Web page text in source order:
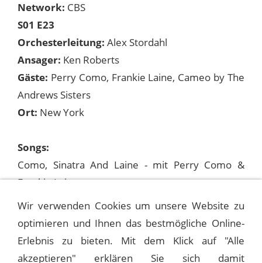
Network: CBS
S01 E23
Orchesterleitung: Alex Stordahl
Ansager: Ken Roberts
Gäste: Perry Como, Frankie Laine, Cameo by The
Andrews Sisters
Ort: New York
Songs:
Como, Sinatra And Laine - mit Perry Como &
Frankie Laine
I Get A Kick Out Of You
1951-03-03 THE FRANK SINATRA SHOW
Wir verwenden Cookies um unsere Website zu
optimieren und Ihnen das bestmögliche Online-
Erlebnis zu bieten. Mit dem Klick auf "Alle
akzeptieren" erklären Sie sich damit